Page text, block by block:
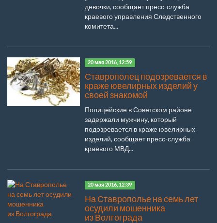
девочки, сообщает пресс-служба
краевого управления Следственного
комитета...
20 мая 2016, 12:59
Ставрополец подозревается в
краже ювелирных изделий у
своей знакомой
Полицейские в Советском районе
задержали мужчину, который
подозревается в краже ювелирных
изделий, сообщает пресс-служба
краевого МВД...
20 мая 2016, 12:39
На Ставрополье на семь лет
осудили мошенника
из Волгограда